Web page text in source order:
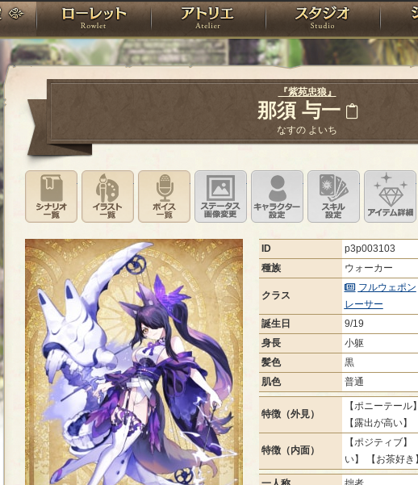
PandoraPartyProject
神殿 ローレット アトリエ スタジ
『紫苑忠狼』
那須 与一
なすの よいち
シナリオ一覧イラスト一覧ボイス一覧 ステータス画像変更キャラクター設定
スキル設定
ID
p3p003103
種族
ウォーカー
クラス
フルウェポン
レーサー
誕生日 9/19
身長
小躯
髪色
黒
肌色
普通
特徴（外見）
【ポニーテール
【露出が高い】
特徴（内面）
【ポジティブ
い】 【お茶好き】